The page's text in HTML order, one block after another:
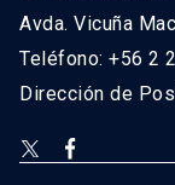
Avda. Vicuña
Teléfono: +56 2
Dirección de